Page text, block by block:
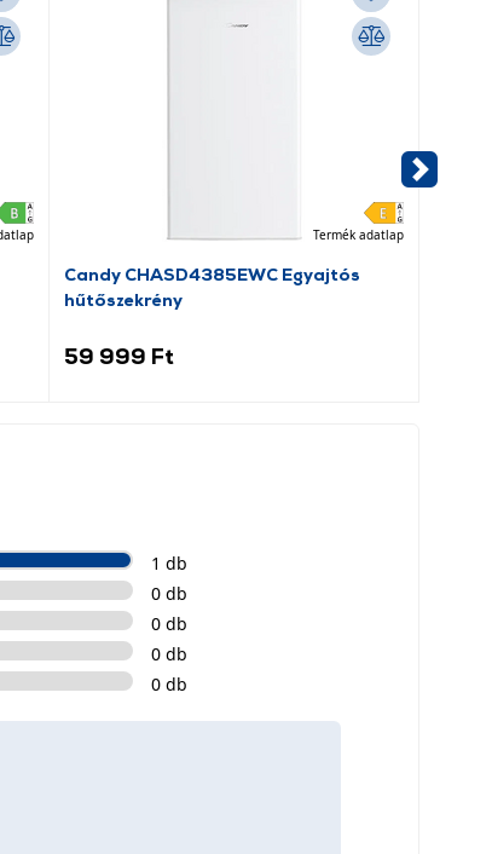
Termék adatlap
Candy CHASD4385EWC Egyajtós
hűtőszekrény
59 999 Ft
1 db
0 db
0 db
0 db
0 db